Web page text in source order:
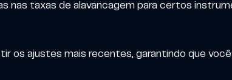
nas taxas de alavancagem para certos
os ajustes mais recentes, garantindo que